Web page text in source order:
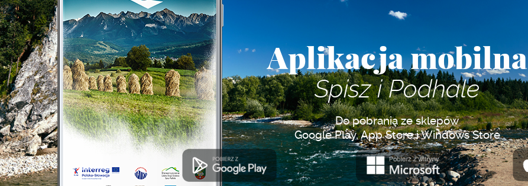
Aplikacja mobilna
Spisz i Podhale
Do pobrania ze sklepów
Google Play, App Store i Windows Store